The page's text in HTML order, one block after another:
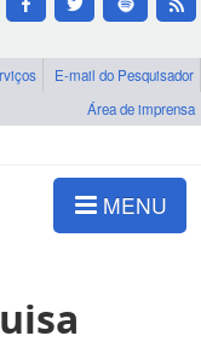
E-mail do Pesquisador
Área de imprensa
MENU